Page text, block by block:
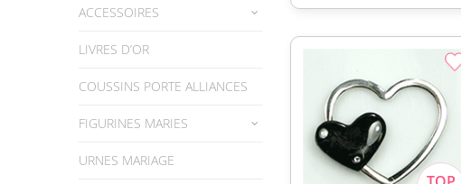
ACCESSOIRES
LIVRES D’OR
COUSSINS PORTE ALLIANCES
FIGURINES MARIES
URNES MARIAGE